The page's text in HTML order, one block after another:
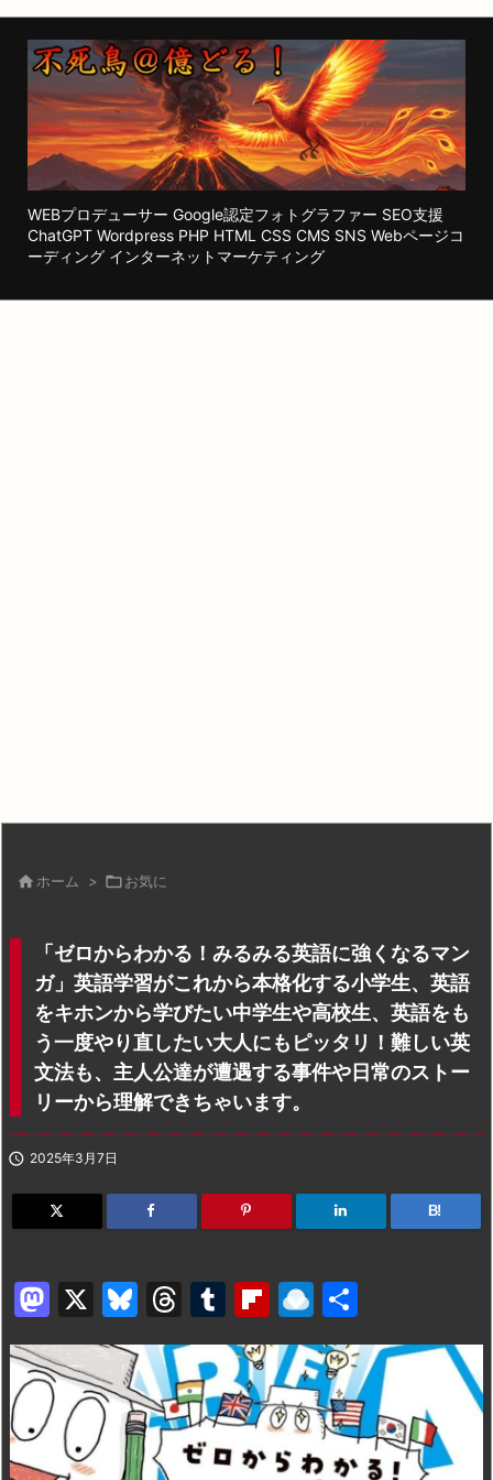
WEBプロデューサー Google認定フォトグラファー SEO支援
ChatGPT Wordpress PHP HTML CSS CMS SNS Webページコ
ーディング インターネットマーケティング
 ホーム > お気に
「ゼロからわかる！みるみる英語に強くなるマン
ガ」英語学習がこれから本格化する小学生、英語
をキホンから学びたい中学生や高校生、英語をも
う一度やり直したい大人にもピッタリ！難しい英
文法も、主人公達が遭遇する事件や日常のストー
リーから理解できちゃいます。
 2025年3月7日
B!
M
a
st
o
d
X
Bl
u
e
s
k
T
hr
e
a
d
T
u
m
bl
r
Fl
ip
b
o
ar
R
ai
n
dr
o
有